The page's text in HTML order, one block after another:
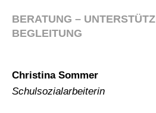
BERATUNG –
BEGLEITUNG
Christina Sommer
Schulsozialarbeiterin